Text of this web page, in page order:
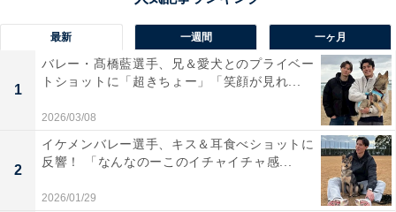
最新 一週間 一ヶ月
1
バレー・髙橋藍選手、兄＆愛犬とのプライベー
トショットに「超きちょー」「笑顔が見れ...
2026/03/08
2
イケメンバレー選手、キス＆耳食べショットに
反響！ 「なんなのーこのイチャイチャ感...
2026/01/29